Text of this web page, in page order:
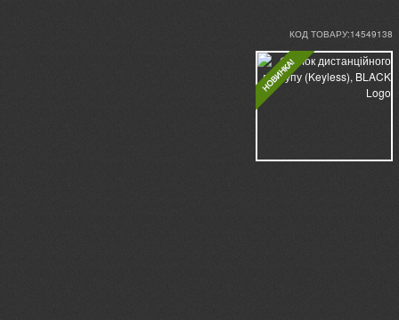
КОД ТОВАРУ:14549138